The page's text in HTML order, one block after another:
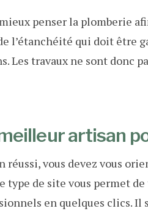
penser la plomberie
l’étanchéité qui doit être
travaux ne sont donc
artisan
réussi, vous devez vous
type de site vous permet
en quelques clics. Il